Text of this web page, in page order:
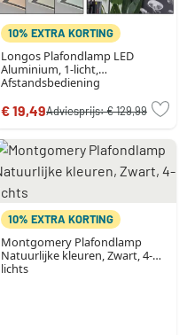
10% EXTRA KORTING
Longos Plafondlamp LED
Aluminium, 1-licht,
Afstandsbediening
€ 19,49Adviesprijs:€ 129,99
10% EXTRA KORTING
Montgomery Plafondlamp
Natuurlijke kleuren, Zwart, 4-
lichts